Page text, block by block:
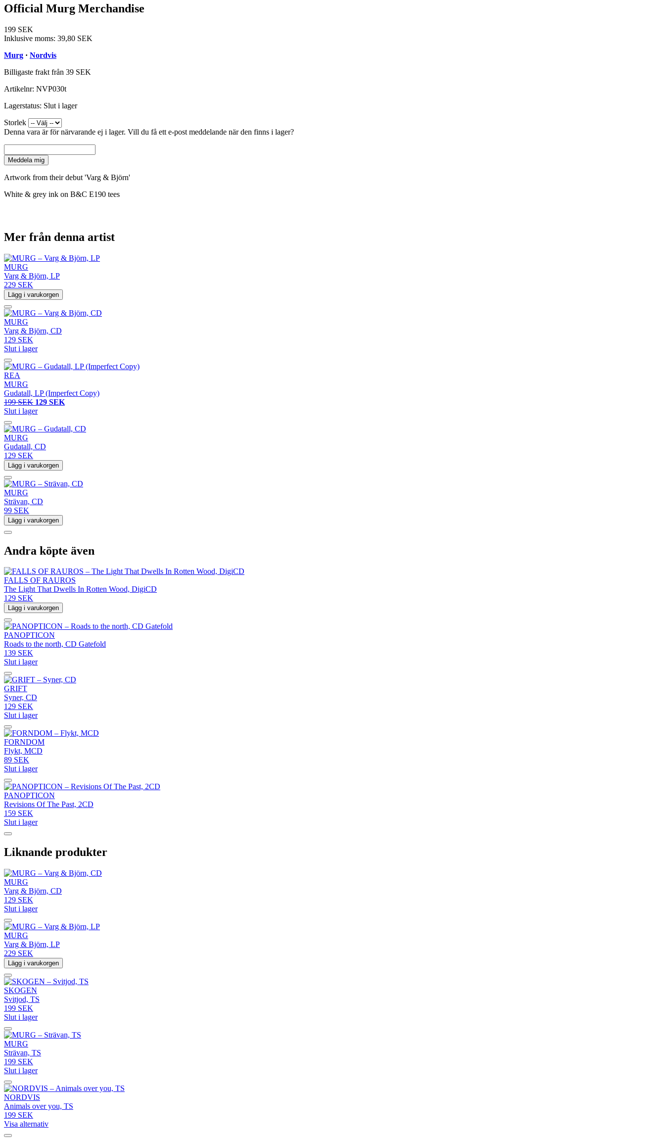
Official Murg Merchandise
199 SEK
Inklusive moms: 39,80 SEK
Murg · Nordvis
Billigaste frakt från 39 SEK
Artikelnr: NVP030t
Lagerstatus: Slut i lager
Storlek
Denna vara är för närvarande ej i lager. Vill du få ett e-post meddelande när den finns i lager?
Meddela mig
Artwork from their debut 'Varg & Björn'
White & grey ink on B&C E190 tees
Mer från denna artist
MURG
Varg & Björn, LP
229 SEK
Lägg i varukorgen
MURG
Varg & Björn, CD
129 SEK
Slut i lager
REA
MURG
Gudatall, LP (Imperfect Copy)
199 SEK 129 SEK
Slut i lager
MURG
Gudatall, CD
129 SEK
Lägg i varukorgen
MURG
Strävan, CD
99 SEK
Lägg i varukorgen
Andra köpte även
FALLS OF RAUROS
The Light That Dwells In Rotten Wood, DigiCD
129 SEK
Lägg i varukorgen
PANOPTICON
Roads to the north, CD Gatefold
139 SEK
Slut i lager
GRIFT
Syner, CD
129 SEK
Slut i lager
FORNDOM
Flykt, MCD
89 SEK
Slut i lager
PANOPTICON
Revisions Of The Past, 2CD
159 SEK
Slut i lager
Liknande produkter
MURG
Varg & Björn, CD
129 SEK
Slut i lager
MURG
Varg & Björn, LP
229 SEK
Lägg i varukorgen
SKOGEN
Svitjod, TS
199 SEK
Slut i lager
MURG
Strävan, TS
199 SEK
Slut i lager
NORDVIS
Animals over you, TS
199 SEK
Visa alternativ